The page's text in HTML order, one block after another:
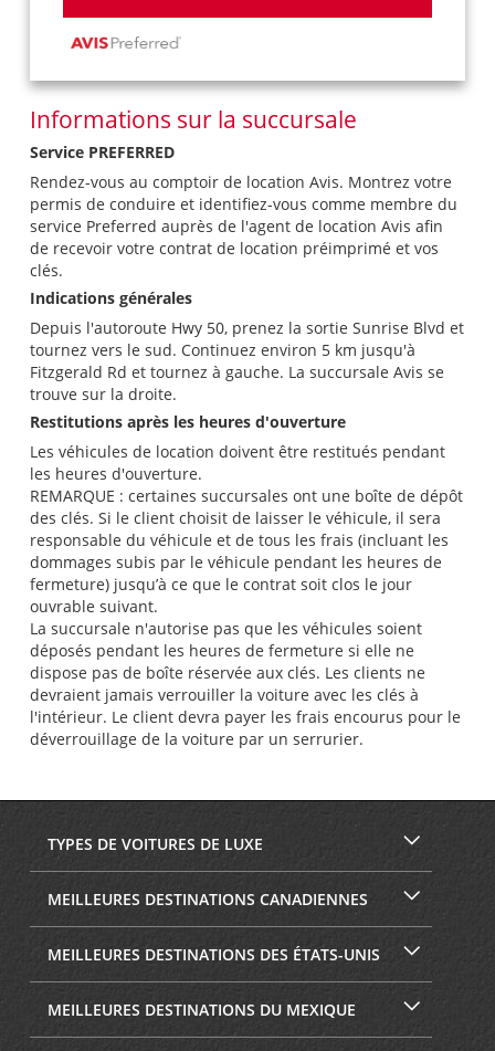
Informations sur la succursale
Service PREFERRED
Rendez-vous au comptoir de location Avis. Montrez votre
permis de conduire et identifiez-vous comme membre du
service Preferred auprès de l'agent de location Avis afin
de recevoir votre contrat de location préimprimé et vos
clés.
Indications générales
Depuis l'autoroute Hwy 50, prenez la sortie Sunrise Blvd et
tournez vers le sud. Continuez environ 5 km jusqu'à
Fitzgerald Rd et tournez à gauche. La succursale Avis se
trouve sur la droite.
Restitutions après les heures d'ouverture
Les véhicules de location doivent être restitués pendant
les heures d'ouverture.
REMARQUE : certaines succursales ont une boîte de dépôt
des clés. Si le client choisit de laisser le véhicule, il sera
responsable du véhicule et de tous les frais (incluant les
dommages subis par le véhicule pendant les heures de
fermeture) jusqu’à ce que le contrat soit clos le jour
ouvrable suivant.
La succursale n'autorise pas que les véhicules soient
déposés pendant les heures de fermeture si elle ne
dispose pas de boîte réservée aux clés. Les clients ne
devraient jamais verrouiller la voiture avec les clés à
l'intérieur. Le client devra payer les frais encourus pour le
déverrouillage de la voiture par un serrurier.
TYPES DE VOITURES DE LUXE
MEILLEURES DESTINATIONS CANADIENNES
MEILLEURES DESTINATIONS DES ÉTATS-UNIS
MEILLEURES DESTINATIONS DU MEXIQUE